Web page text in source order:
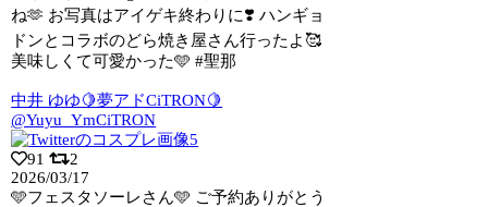
ね🫶 お写真はアイゲキ終わりに❣️ ハンギョ
ドンとコラボのどら焼き屋さん行ったよ🥰
美味しくて可愛かった🩵 #聖那
中井 ゆゆ🍋夢アドCiTRON🍋
@Yuyu_YmCiTRON
91
2
2026/03/17
🩵フェスタソーレさん🩵 ご予約ありがとう